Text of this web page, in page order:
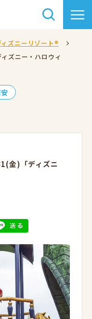
ズニーリゾート®
ズニー・ハロウィ
金)「ディズニ